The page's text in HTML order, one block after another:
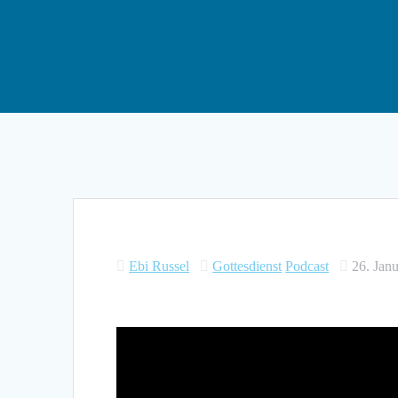
Ebi Russel Gottesdienst Podcast 26.